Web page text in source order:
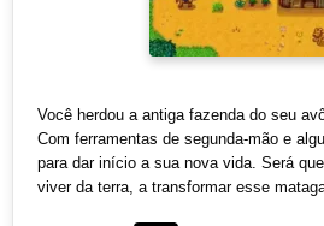
Você herdou a antiga fazenda do seu
Com ferramentas de segunda-mão e
para dar início a sua nova vida. Será
viver da terra, a transformar esse